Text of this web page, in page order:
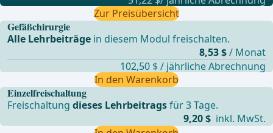
Einzelfreischaltung
Freischaltungdieses Lehrbeitragsfür 3 Tage.
9,20 $ inkl. MwSt.
Zur Preisübersicht
Gefäßchirurgie
Alle Lehrbeiträge in diesem Modul freischalten.
8,53 $/ Monat
102,50 $ / jährliche Abrechnung
In den Warenkorb